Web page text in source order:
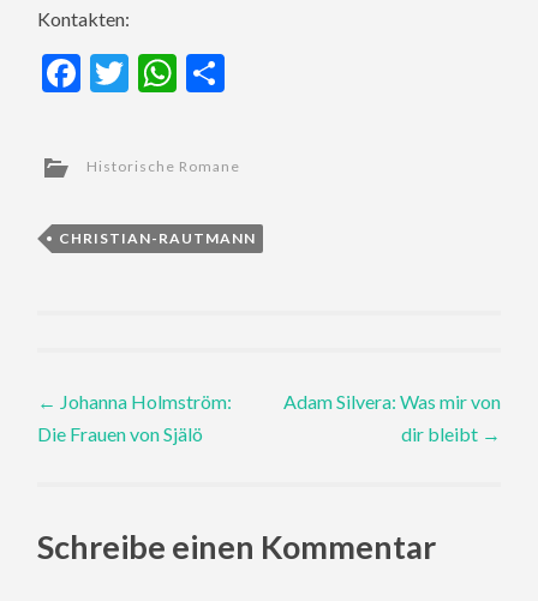
Kontakten:
Facebook
TwitterWhatsApp
Historische Romane
CHRISTIAN-RAUTMANN
Post
navigation
← Johanna Holmström:
Die Frauen von Själö
Adam Silvera: Was mir von
dir bleibt →
Schreibe einen Kommentar